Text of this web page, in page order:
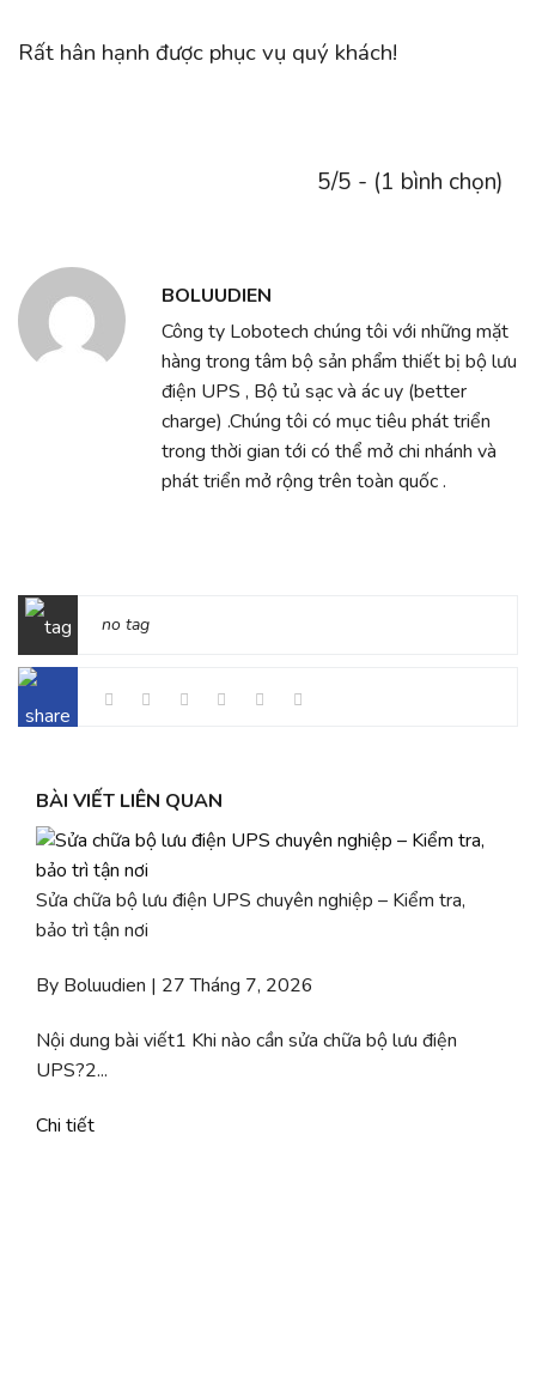
Rất hân hạnh được phục vụ quý khách!
5/5 - (1 bình chọn)
BOLUUDIEN
Công ty Lobotech chúng tôi với những mặt
hàng trong tâm bộ sản phẩm thiết bị bộ lưu
điện UPS , Bộ tủ sạc và ác uy (better
charge) .Chúng tôi có mục tiêu phát triển
trong thời gian tới có thể mở chi nhánh và
phát triển mở rộng trên toàn quốc .
no tag
BÀI VIẾT LIÊN QUAN
Sửa chữa bộ lưu điện UPS chuyên nghiệp – Kiểm tra,
bảo trì tận nơi
By Boluudien | 27 Tháng 7, 2026
Nội dung bài viết1 Khi nào cần sửa chữa bộ lưu điện
UPS?2...
Chi tiết